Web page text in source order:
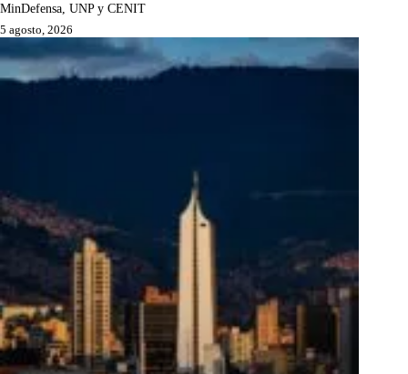
MinDefensa, UNP y CENIT
5 agosto, 2026